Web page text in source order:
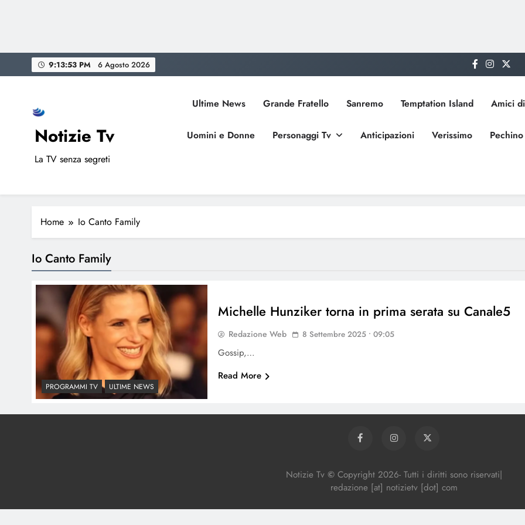
to
9:13:53 PM 6 Agosto 2026
Notizie Tv
La TV senza segreti
Ultime News Grande Fratello Sanremo Temptation Island Amici
Uomini e Donne Personaggi Tv Anticipazioni Verissimo
Home Io Canto Family
Io Canto Family
PROGRAMMI TV ULTIME NEWS
Michelle Hunziker torna in prima serata su Canale5
Redazione Web 8 Settembre 2025 • 09:05
Gossip,…
Read More
Notizie Tv ©Copyright2026- Tutti i diritti sono riservati|
redazione [at] notizietv [dot] com